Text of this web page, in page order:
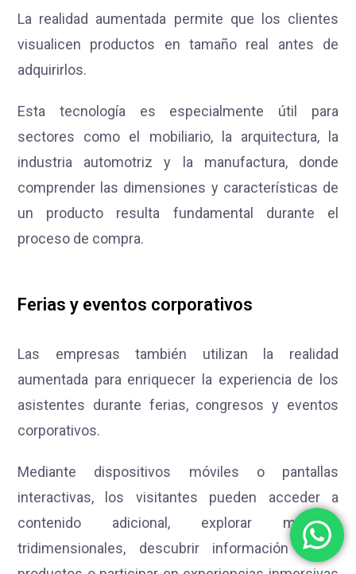
La realidad aumentada permite que los clientes
visualicen productos en tamaño real antes de
adquirirlos.
Esta tecnología es especialmente útil para
sectores como el mobiliario, la arquitectura, la
industria automotriz y la manufactura, donde
comprender las dimensiones y características de
un producto resulta fundamental durante el
proceso de compra.
Ferias y eventos corporativos
Las empresas también utilizan la realidad
aumentada para enriquecer la experiencia de los
asistentes durante ferias, congresos y eventos
corporativos.
Mediante dispositivos móviles o pantallas
interactivas, los visitantes pueden acceder a
contenido adicional, explorar modelos
tridimensionales, descubrir información sobre